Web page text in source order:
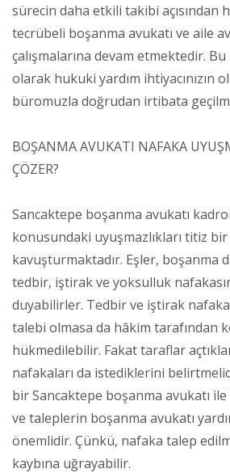
sürecin daha etkili takibi açısından
tecrübeli boşanma avukatı ve aile
çalışmalarına devam etmektedir.
olarak hukuki yardım ihtiyacınızın
büromuzla doğrudan irtibata
BOŞANMA AVUKATI NAFAKA
ÇÖZER?
Sancaktepe boşanma avukatı
konusundaki uyuşmazlıkları titiz
kavuşturmaktadır. Eşler, boşanma
tedbir, iştirak ve yoksulluk
duyabilirler. Tedbir ve iştirak
talebi olmasa da hâkim tarafından
hükmedilebilir. Fakat taraflar
nafakaları da istediklerini
bir Sancaktepe boşanma avukatı
ve taleplerin boşanma avukatı
önemlidir. Çünkü, nafaka talep
kaybına uğrayabilir.